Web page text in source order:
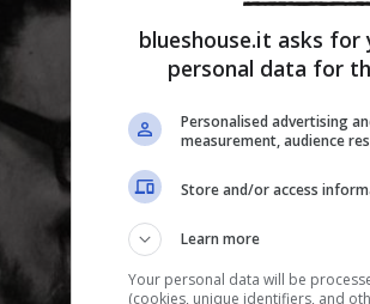
blueshouse.it asks
personal data for
Personalised advertising
measurement, audience
Store and/or access
Learn more
Your personal data will be
(cookies, unique identifiers, and